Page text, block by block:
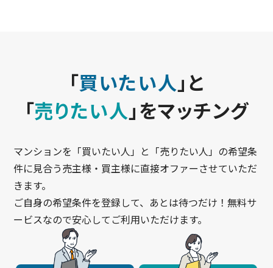
「買いたい人」と
「売りたい人」をマッチング
マンションを「買いたい人」と「売りたい人」の希望条
件に見合う売主様・買主様に直接オファーさせていただ
きます。
ご自身の希望条件を登録して、あとは待つだけ！無料サ
ービスなので安心してご利用いただけます。